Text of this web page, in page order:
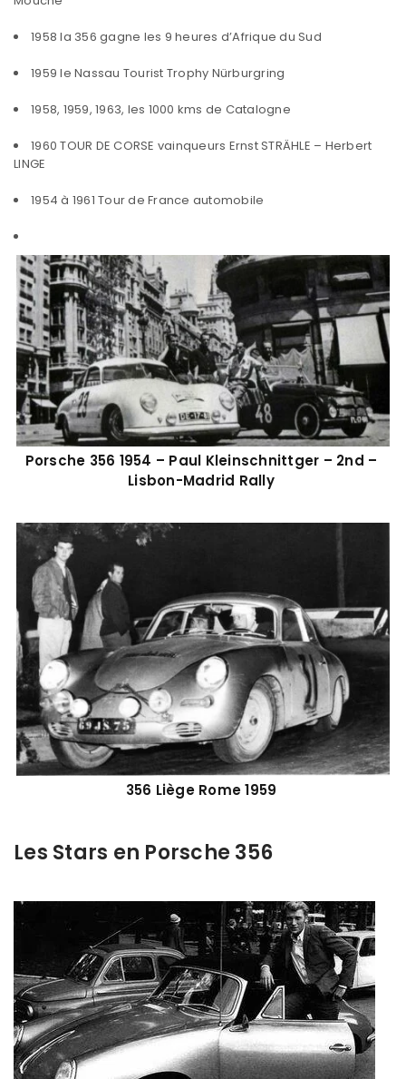
1958 la 356 gagne les 9 heures d’Afrique du Sud
1959 le Nassau Tourist Trophy Nürburgring
1958, 1959, 1963, les 1000 kms de Catalogne
1960 TOUR DE CORSE vainqueurs Ernst STRÄHLE – Herbert
LINGE
1954 à 1961 Tour de France automobile
Porsche 356 1954 – Paul Kleinschnittger – 2nd –
Lisbon-Madrid Rally
356 Liège Rome 1959
Les Stars en Porsche 356